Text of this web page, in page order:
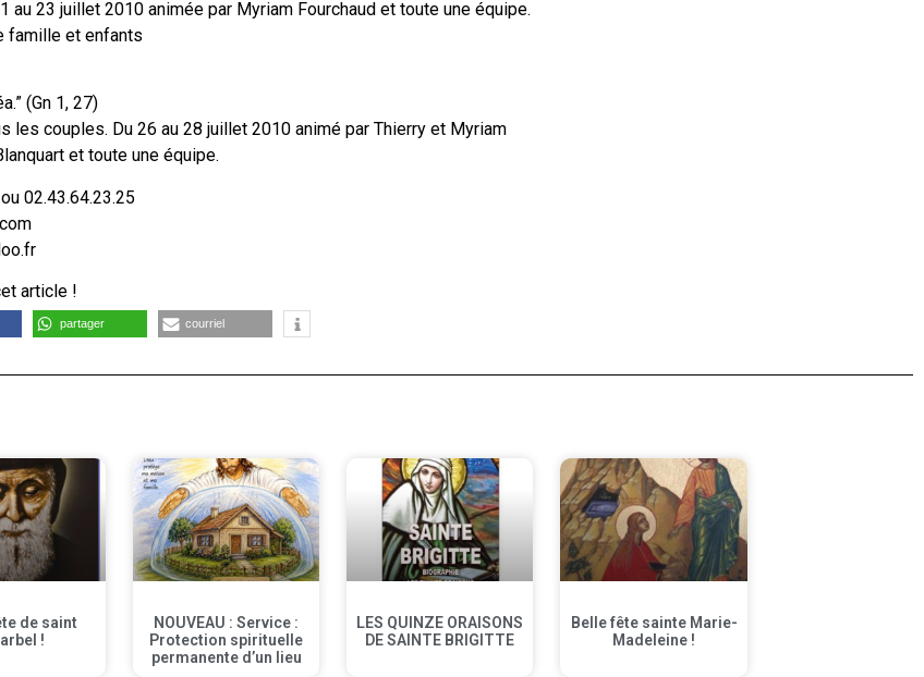
au 23 juillet 2010 animée par Myriam Fourchaud et toute une équipe.
famille et enfants
(Gn 1, 27)
les couples. Du 26 au 28 juillet 2010 animé par Thierry et Myriam
et toute une équipe.
02.43.64.23.25
article !
partager courriel
de saint
!
NOUVEAU : Service :
Protection spirituelle
permanente d’un lieu
LES QUINZE ORAISONS
DE SAINTE BRIGITTE
Belle fête sainte Marie-
Madeleine !